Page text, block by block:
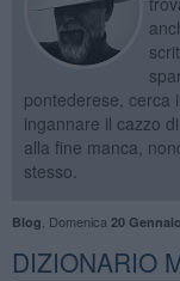
pontederese, cerca
ingannare il cazzo
alla fine manca,
stesso.
Blog Domenica 20
DIZIONARIO